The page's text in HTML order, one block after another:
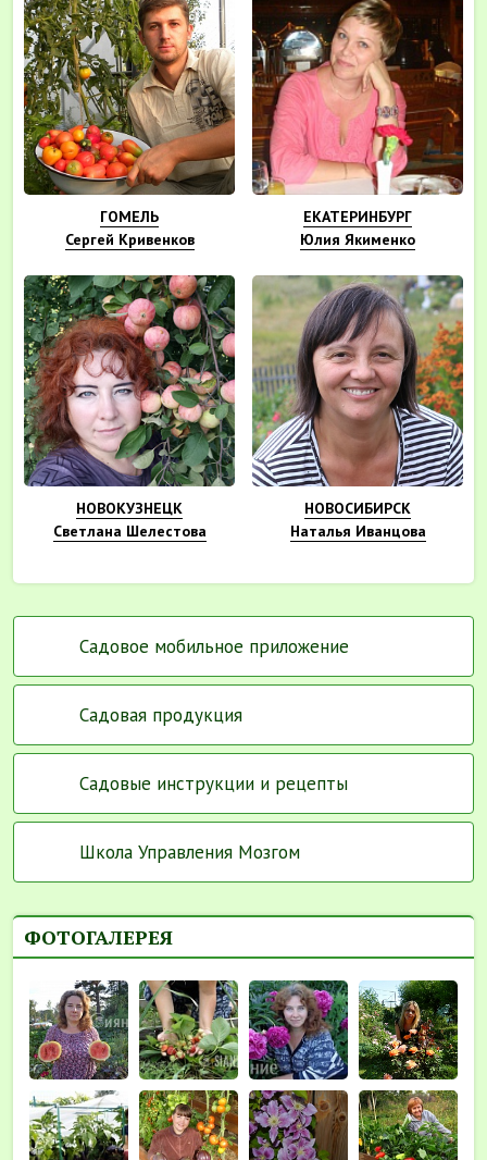
ГОМЕЛЬ
Сергей Кривенков
ЕКАТЕРИНБУРГ
Юлия Якименко
НОВОКУЗНЕЦК
Светлана Шелестова
НОВОСИБИРСК
Наталья Иванцова
Садовое мобильное приложение
Садовая продукция
Садовые инструкции и рецепты
Школа Управления Мозгом
ФОТОГАЛЕРЕЯ